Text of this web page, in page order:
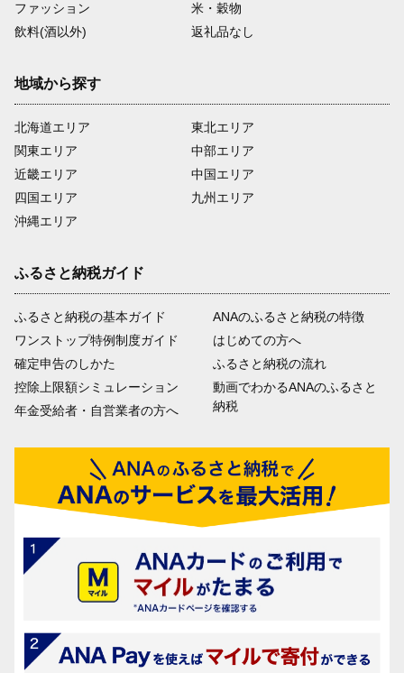
ファッション
米・穀物
飲料(酒以外)
返礼品なし
地域から探す
北海道エリア
関東エリア
近畿エリア
四国エリア
沖縄エリア
東北エリア
中部エリア
中国エリア
九州エリア
ふるさと納税ガイド
ふるさと納税の基本ガイド
ワンストップ特例制度ガイド
確定申告のしかた
控除上限額シミュレーション
年金受給者・自営業者の方へ
ANAのふるさと納税の特徴
はじめての方へ
ふるさと納税の流れ
動画でわかるANAのふるさと
納税